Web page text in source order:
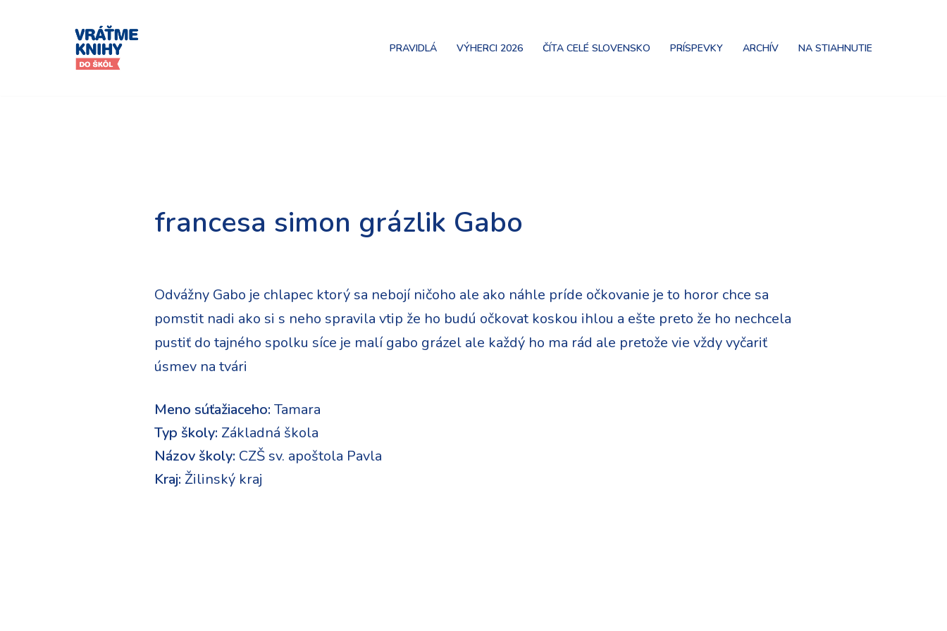
PRAVIDLÁ VÝHERCI 2026 ČÍTA CELÉ SLOVENSKO PRÍSPEVKY ARCHÍV NA STIAHNUTIE
francesa simon grázlik Gabo
Odvážny Gabo je chlapec ktorý sa nebojí ničoho ale ako náhle príde očkovanie je to horor chce sa
pomstit nadi ako si s neho spravila vtip že ho budú očkovat koskou ihlou a ešte preto že ho nechcela
pustiť do tajného spolku síce je malí gabo grázel ale každý ho ma rád ale pretože vie vždy vyčariť
úsmev na tvári
Meno súťažiaceho: Tamara
Typ školy: Základná škola
Názov školy: CZŠ sv. apoštola Pavla
Kraj: Žilinský kraj